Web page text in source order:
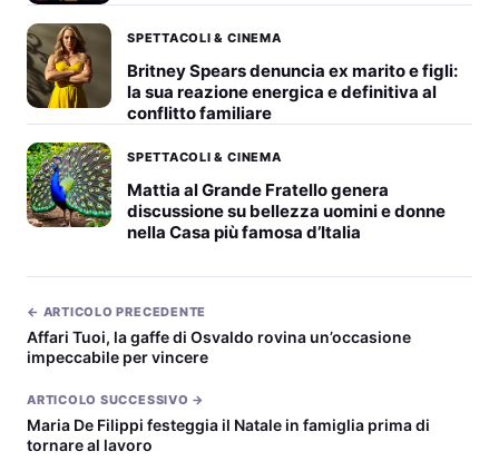
SPETTACOLI & CINEMA
Britney Spears denuncia ex marito e figli:
la sua reazione energica e definitiva al
conflitto familiare
SPETTACOLI & CINEMA
Mattia al Grande Fratello genera
discussione su bellezza uomini e donne
nella Casa più famosa d’Italia
← ARTICOLO PRECEDENTE
Affari Tuoi, la gaffe di Osvaldo rovina un’occasione
impeccabile per vincere
ARTICOLO SUCCESSIVO →
Maria De Filippi festeggia il Natale in famiglia prima di
tornare al lavoro